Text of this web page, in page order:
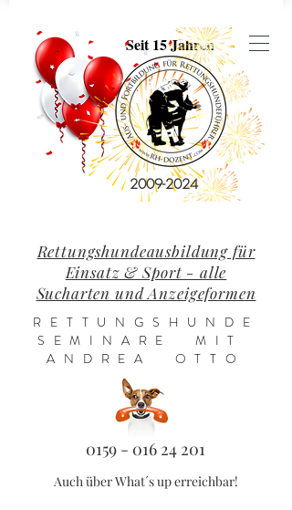
Seit 15 Jahren
2009-2024
Rettungshundeausbildung für
Einsatz & Sport - alle
Sucharten und Anzeigeformen
RETTUNGSHUNDE
SEMINARE MIT
ANDREA OTTO
0159 - 016 24 201
Auch über What´s up erreichbar!